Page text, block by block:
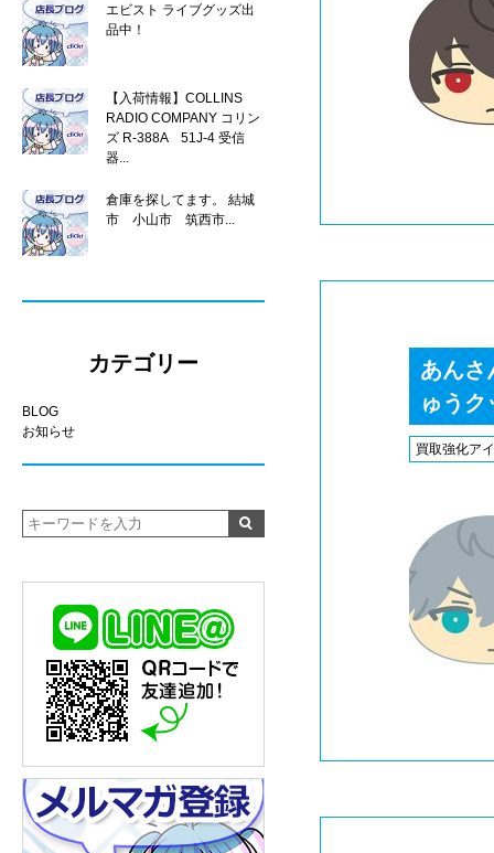
あんさ
ゅう
買取強化ア
エビスト ライブグッズ出
品中！
【入荷情報】COLLINS
RADIO COMPANY コリン
ズ R-388A 51J-4 受信
器...
倉庫を探してます。 結城
市 小山市 筑西市...
カテゴリー
BLOG
お知らせ